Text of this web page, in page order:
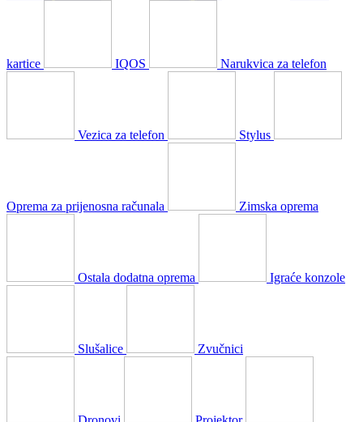
kartice IQOS Narukvica za telefon
Vezica za telefon Stylus
Oprema za prijenosna računala Zimska oprema
Ostala dodatna oprema Igraće konzole
Slušalice Zvučnici